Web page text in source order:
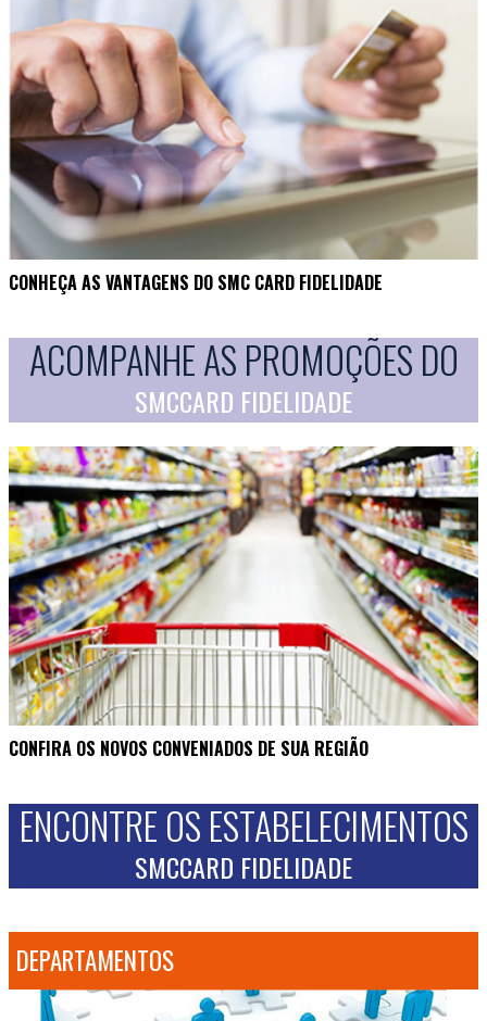
CONHEÇA AS VANTAGENS DO SMC CARD FIDELIDADE
ACOMPANHE AS PROMOÇÕES DO
SMCCARD FIDELIDADE
CONFIRA OS NOVOS CONVENIADOS DE SUA REGIÃO
ENCONTRE OS ESTABELECIMENTOS
SMCCARD FIDELIDADE
DEPARTAMENTOS